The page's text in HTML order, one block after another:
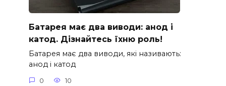
Батарея має два виводи: анод і
катод. Дізнайтесь їхню роль!
Батарея має два виводи, які називають:
анод і катод
0 10